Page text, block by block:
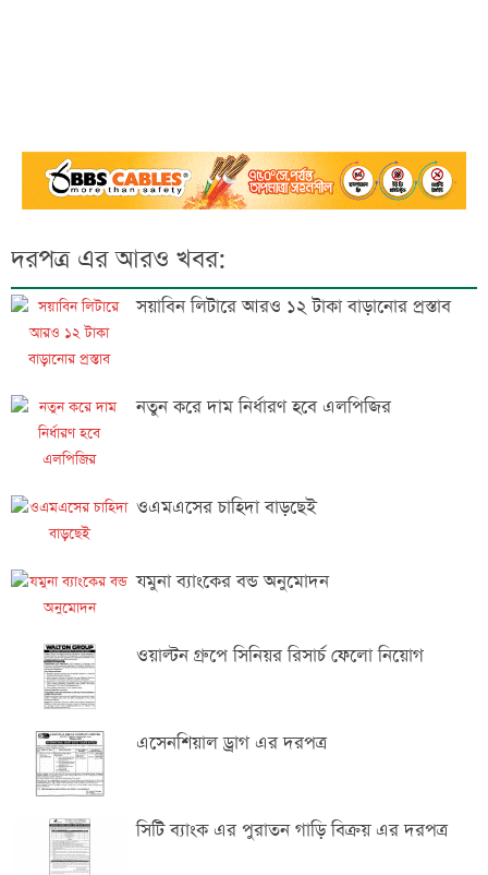
দরপত্র এর আরও খবর:
সয়াবিন লিটারে আরও ১২ টাকা বাড়ানোর প্রস্তাব
নতুন করে দাম নির্ধারণ হবে এলপিজির
ওএমএসের চাহিদা বাড়ছেই
যমুনা ব্যাংকের বন্ড অনুমোদন
ওয়াল্টন গ্রুপে সিনিয়র রিসার্চ ফেলো নিয়োগ
এসেনশিয়াল ড্রাগ এর দরপত্র
সিটি ব্যাংক এর পুরাতন গাড়ি বিক্রয় এর দরপত্র